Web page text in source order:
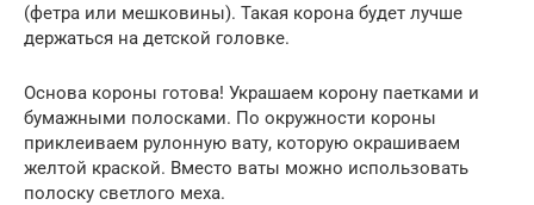
(фетра или мешковины). Такая корона будет лучше
держаться на детской головке.
Основа короны готова! Украшаем корону паетками и
бумажными полосками. По окружности короны
приклеиваем рулонную вату, которую окрашиваем
желтой краской. Вместо ваты можно использовать
полоску светлого меха.